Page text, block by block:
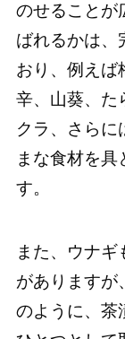
のせることが
ばれるかは、
おり、例えば
辛、山葵、た
クラ、さらに
まな食材を具
す。
また、ウナギ
がありますが
のように、茶